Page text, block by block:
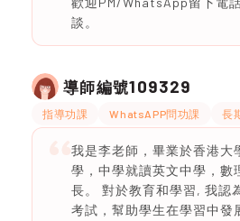
談。
導師編號109329
指導功課 WhatsAPP問功課 長
我是李老師，畢業於香港大
學，中學就讀英文中學，數
長。 對於教育和學習, 我認
考試，幫助學生在學習中發